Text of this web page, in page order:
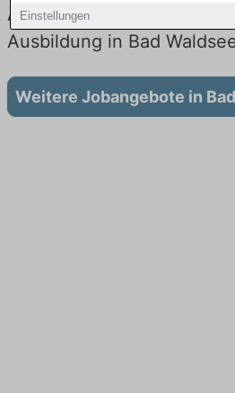
Einstellungen
Aktuell gibt es keine
Ausbildung in Bad
Weitere Jobangebote in